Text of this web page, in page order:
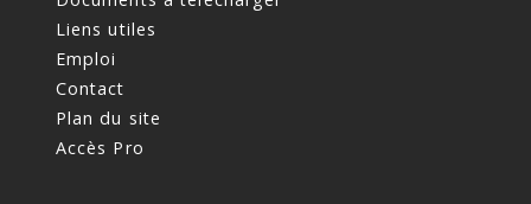
Liens utiles
Emploi
Contact
Plan du site
Accès Pro